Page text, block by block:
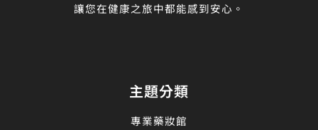
讓您在健康之旅中都能感到安心。
主題分類
專業藥妝館